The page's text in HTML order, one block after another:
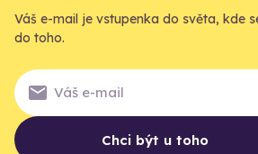
Váš e-mail je vstupenka do světa, kde
do toho.
Chci být u toho